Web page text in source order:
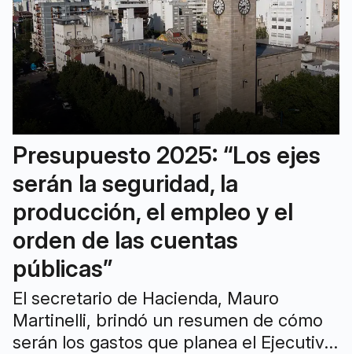
Presupuesto 2025: “Los ejes
serán la seguridad, la
producción, el empleo y el
orden de las cuentas
públicas”
El secretario de Hacienda, Mauro
Martinelli, brindó un resumen de cómo
serán los gastos que planea el Ejecutivo